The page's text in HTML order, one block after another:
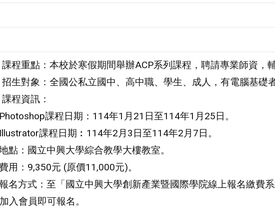
程重點：本校於寒假期間舉辦ACP系列課程，聘請專業師資，
生對象：全國公私立國中、高中職、學生、成人，有電腦基礎者
程資訊：
課程日期：114年1月21日至114年1月25日。
課程日期︰114年2月3日至114年2月7日。
點：國立中興大學綜合教學大樓教室。
用：9,350元 (原價11,000元)。
名方式：至「國立中興大學創新產業暨國際學院線上報名繳費
入會員即可報名。